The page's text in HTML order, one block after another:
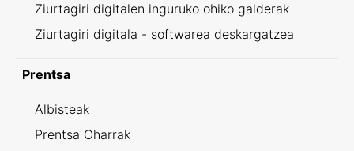
Ziurtagiri digitalen inguruko ohiko galderak
Ziurtagiri digitala - softwarea deskargatzea
Prentsa
Albisteak
Prentsa Oharrak